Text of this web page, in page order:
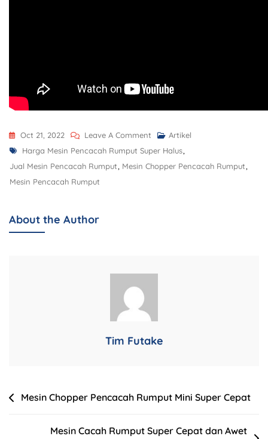
Oct 21, 2022 Leave A Comment
Artikel
Harga Mesin Pencacah Rumput Super Halus,
Jual Mesin Pencacah Rumput, Mesin Chopper Pencacah Rumput,
Mesin Pencacah Rumput
About the Author
Tim Futake
Mesin Chopper Pencacah Rumput Mini Super Cepat
Mesin Cacah Rumput Super Cepat dan Awet